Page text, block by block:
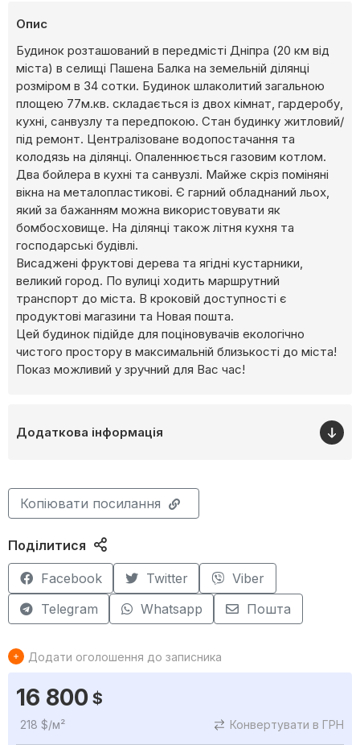
Опис
Будинок розташований в передмісті Дніпра (20 км від
міста) в селищі Пашена Балка на земельній ділянці
розміром в 34 сотки. Будинок шлаколитий загальною
площею 77м.кв. складається із двох кімнат, гардеробу,
кухні, санвузлу та передпокою. Стан будинку житловий/
під ремонт. Централізоване водопостачання та
колодязь на ділянці. Опаленнюється газовим котлом.
Два бойлера в кухні та санвузлі. Майже скріз поміняні
вікна на металопластикові. Є гарний обладнаний льох,
який за бажанням можна використовувати як
бомбосховище. На ділянці також літня кухня та
господарські будівлі.
Висаджені фруктові дерева та ягідні кустарники,
великий город. По вулиці ходить маршрутний
транспорт до міста. В кроковій доступності є
продуктові магазини та Новая пошта.
Цей будинок підійде для поціновувачів екологічно
чистого простору в максимальній близькості до міста!
Показ можливий у зручний для Вас час!
Додаткова інформація
Копіювати посилання
Поділитися
Facebook Twitter
Viber
Telegram
Whatsapp Пошта
Додати оголошення до записника
16 800 $
218 $/м² Конвертувати в ГРН